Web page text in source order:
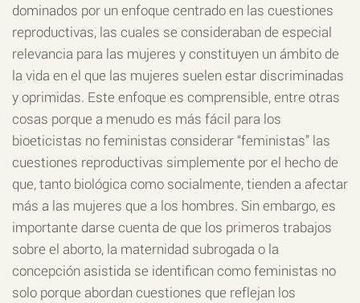
dominados por un enfoque centrado en las cuestiones
reproductivas, las cuales se consideraban de especial
relevancia para las mujeres y constituyen un ámbito de
la vida en el que las mujeres suelen estar discriminadas
y oprimidas. Este enfoque es comprensible, entre otras
cosas porque a menudo es más fácil para los
bioeticistas no feministas considerar “feministas” las
cuestiones reproductivas simplemente por el hecho de
que, tanto biológica como socialmente, tienden a afectar
más a las mujeres que a los hombres. Sin embargo, es
importante darse cuenta de que los primeros trabajos
sobre el aborto, la maternidad subrogada o la
concepción asistida se identifican como feministas no
solo porque abordan cuestiones que reflejan los